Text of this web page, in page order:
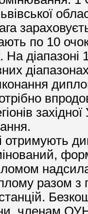
по 10
На
отримують
разом з
членам